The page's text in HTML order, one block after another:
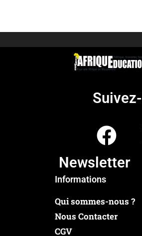
Newsletter
Informations
Qui sommes-nous ?
Nous Contacter
CGV